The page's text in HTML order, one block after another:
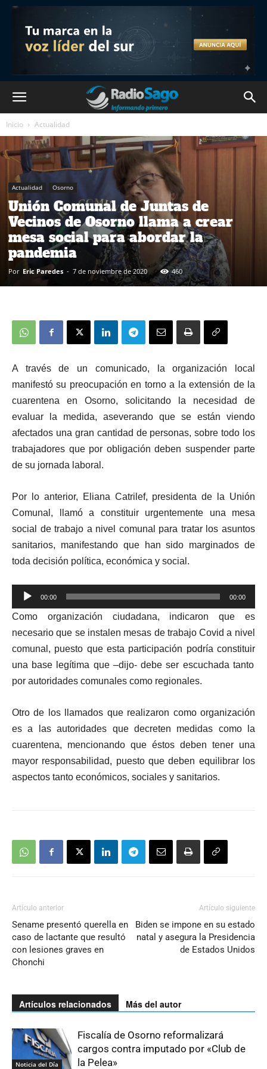
Inicio Actualidad
Actualidad Osorno
Unión Comunal de Juntas de
Vecinos de Osorno llama a crear
mesa social para abordar la
pandemia
Por Eric Paredes - 7 de noviembre de 2020 460
A través de un comunicado, la organización local
manifestó su preocupación en torno a la extensión de la
cuarentena en Osorno, solicitando la necesidad de
evaluar la medida, aseverando que se están viendo
afectados una gran cantidad de personas, sobre todo los
trabajadores que por obligación deben suspender parte
de su jornada laboral.
Por lo anterior, Eliana Catrilef, presidenta de la Unión
Comunal, llamó a constituir urgentemente una mesa
social de trabajo a nivel comunal para tratar los asuntos
sanitarios, manifestando que han sido marginados de
toda decisión política, económica y social.
Reproductor
de
audio
00:00 00:00
Como organización ciudadana, indicaron que es
necesarioque se instalen mesas de trabajo Covid a nivel
comunal, puesto que esta participación podría constituir
una base legítima que –dijo-debe ser escuchada tanto
por autoridades comunales como regionales.
Otrode los llamados que realizaron como organización
esa las autoridades que decreten medidas como la
cuarentena, mencionando que éstos deben tener una
mayor responsabilidad, puesto que deben equilibrar los
aspectos tanto económicos, sociales y sanitarios.
Artículo anterior
Sename presentó querella en
caso de lactante que resultó
con lesiones graves en
Chonchi
Artículo siguiente
Biden se impone en su estado
natal y asegura la Presidencia
de Estados Unidos
Artículos relacionados Más del autor
Noticia del Día
Fiscalía de Osorno reformalizará
cargos contra imputado por «Club de
la Pelea»